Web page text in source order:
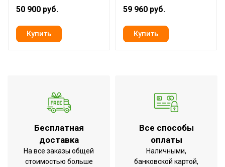
50 900 руб. 59 960 руб.
Бесплатная
доставка
На все заказы общей
стоимостью больше
Все способы
оплаты
Наличными,
банковской картой,